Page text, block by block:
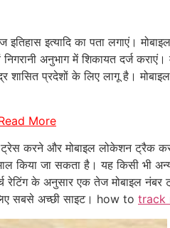
इत्यादि का पता लगाएं।
अनुभाग में शिकायत दर्ज
प्रदेशों के लिए लागू है।
More
ट्रेस करने और मोबाइल लोकेशन ट्रैक
किया जा सकता है। यह किसी भी
के अनुसार एक तेज मोबाइल नंबर
सबसे अच्छी साइट। how to track